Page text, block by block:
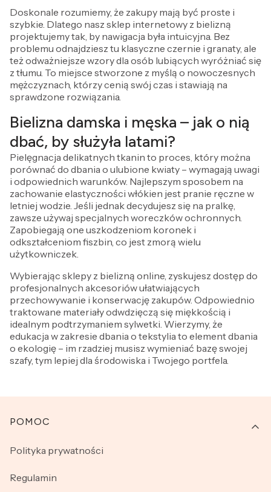
Doskonale rozumiemy, że zakupy mają być proste i
szybkie. Dlatego nasz sklep internetowy z bielizną
projektujemy tak, by nawigacja była intuicyjna. Bez
problemu odnajdziesz tu klasyczne czernie i granaty, ale
też odważniejsze wzory dla osób lubiących wyróżniać się
z tłumu. To miejsce stworzone z myślą o nowoczesnych
mężczyznach, którzy cenią swój czas i stawiają na
sprawdzone rozwiązania.
Bielizna damska i męska – jak o nią
dbać, by służyła latami?
Pielęgnacja delikatnych tkanin to proces, który można
porównać do dbania o ulubione kwiaty – wymagają uwagi
i odpowiednich warunków. Najlepszym sposobem na
zachowanie elastyczności włókien jest pranie ręczne w
letniej wodzie. Jeśli jednak decydujesz się na pralkę,
zawsze używaj specjalnych woreczków ochronnych.
Zapobiegają one uszkodzeniom koronek i
odkształceniom fiszbin, co jest zmorą wielu
użytkowniczek.
Wybierając sklepy z bielizną online, zyskujesz dostęp do
profesjonalnych akcesoriów ułatwiających
przechowywanie i konserwację zakupów. Odpowiednio
traktowane materiały odwdzięczą się miękkością i
idealnym podtrzymaniem sylwetki. Wierzymy, że
edukacja w zakresie dbania o tekstylia to element dbania
o ekologię – im rzadziej musisz wymieniać bazę swojej
szafy, tym lepiej dla środowiska i Twojego portfela.
Linki w stopce
POMOC
Polityka prywatności
Regulamin